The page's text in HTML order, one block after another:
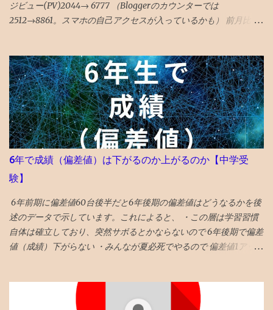
ジビュー(PV)2044→ 6777 （Bloggerのカウンターでは
2512→8861。スマホの自己アクセスが入っているかも） 前月比 P
ように見えるが、先月分には自己アクセス分がカウントされてい
たので、もともとこの程度の滞在時間だったと推測。 類似ブログ
もこのぐらいらしいので、特段の問題なしと推測。 〇検索流入は
5％ ・前月はツイッターXから流入が6割、ブログ村等から4割、検
索流入ほぼ無し →ツイッターX6割弱、ブログ村2割、ブックマー
ク2割、 検索5% 検索流入も直近のデータでは1割 を超えてきてい
ますので、今後に期待します。 「3ヶ月を過ぎると検索流入が増え
る」と言われています。 ・前月はスマホ75％パソコン23%タブレ
ット2% → スマホ86% パソコン12%タブレット1％ スマホの割合が
増えた。 ・前月の米中他海外アクセスは2割程度 → 海外アクセス
は1割 ちょっと程度へ。 アメリカ、ドイツ、オランダ、フランスの
順番でアクセスが多い。 データは特記なければグーグルアナリテ
ィクスです。 今月はぷちSNSバズの記事もありました。 大体の人
が1ヶ月目で30記事創るので、2ヶ月目にはどれかがバスになると
う印象なので、概ね、自分では満足できる成果と捉えています。
また、 7記事位をリライト しました。 やはり、 初期の記事は見る
6年で成績（偏差値）は下がるのか上がるのか【中学受
験】
6年前期に偏差値60台後半だと6年後期の偏差値はどうなるかを後
述のデータで示しています。これによると、 ・この層は学習習慣
自体は確立しており、突然サボるとかならないので 6年後期で偏差
値（成績）下がらない ・みんなが夏必死でやるので 偏差値1アップ
試は難化するので頭打ちだった層が高偏差値出しやすくなるとい
うのも定説なので、前期67と68の差は大きいかも タイトルへの回